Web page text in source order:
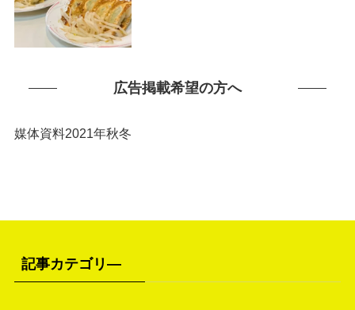
広告掲載希望の方へ
媒体資料2021年秋冬
記事カテゴリ―